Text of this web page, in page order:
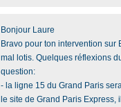
Bonjour Laure
Bravo pour ton intervention sur
mal lotis. Quelques réflexions
question:
- la ligne 15 du Grand Paris
le site de Grand Paris